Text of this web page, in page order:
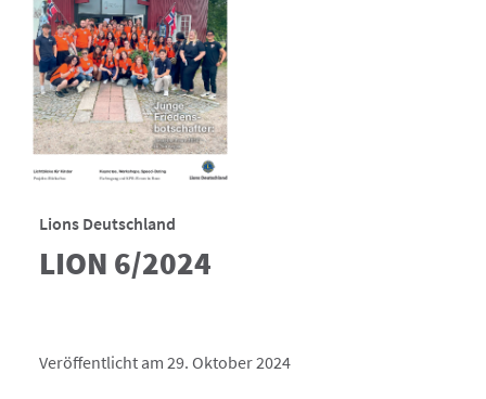
Lions Deutschland
LION 6/2024
Veröffentlicht am 29. Oktober 2024